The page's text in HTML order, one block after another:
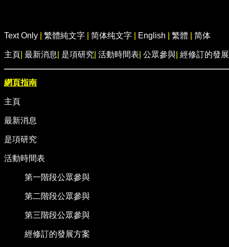
Text Only 繁體純文字 简体纯文字 English 繁體 简体
主頁 最新消息 是項研究 活動時間表 公眾參與 經修訂的發
網頁指南
主頁
最新消息
是項研究
活動時間表
第一階段公眾參與
第二階段公眾參與
第三階段公眾參與
經修訂的發展方案